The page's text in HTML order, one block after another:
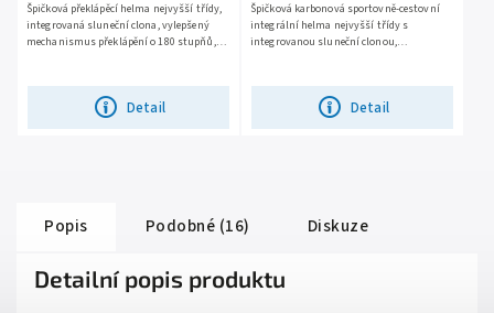
Detail
Špičková překlápěcí helma nejvyšší třídy,
integrovaná sluneční clona, vylepšený
mechanismus překlápění o 180 stupňů,
Detail
Špičková karbonová sportovně-cestovní
integrální helma nejvyšší třídy s
integrovanou sluneční clonou,
Popis Podobné (16) Diskuze
Detailní popis produktu